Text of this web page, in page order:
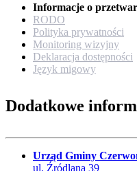
Informacje o
RODO
Polityka prywatności
Monitoring wizyjny
Deklaracja dostępności
Język migowy
Dodatkowe
Urząd Gminy
ul. Źródlana 39